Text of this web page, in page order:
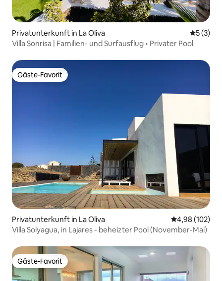
Privatunterkunft in La Oliva
5 (3)
Villa Sonrisa | Familien- und Surfausflug • Privater Pool
Gäste-Favorit
Gäste-Favorit
Privatunterkunft in La Oliva
4,98 (102)
Villa Solyagua, in Lajares - beheizter Pool (November-Mai)
Gäste-Favorit
Gäste-Favorit